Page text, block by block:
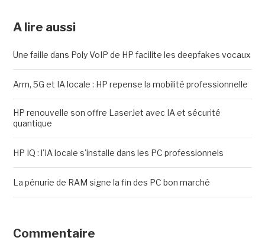
A lire aussi
Une faille dans Poly VoIP de HP facilite les deepfakes vocaux
Arm, 5G et IA locale : HP repense la mobilité professionnelle
HP renouvelle son offre LaserJet avec IA et sécurité
quantique
HP IQ : l'IA locale s'installe dans les PC professionnels
La pénurie de RAM signe la fin des PC bon marché
Commentaire